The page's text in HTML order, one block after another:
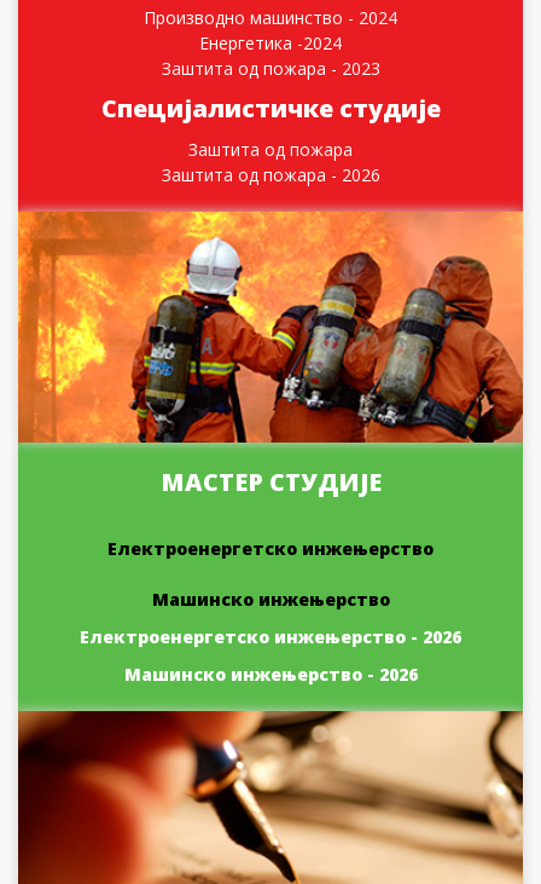
Производно машинство - 2024
Енергетика -2024
Заштита од пожара - 2023
Специјалистичке студије
Заштита од пожара
Заштита од пожара - 2026
МАСТЕР СТУДИЈЕ
Електроенергетско инжењерство
Машинско инжењерство
Електроенергетско инжењерство - 2026
Машинско инжењерство - 2026